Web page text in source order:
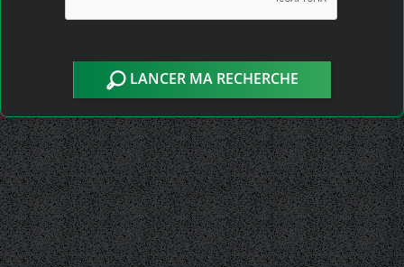
LANCER MA RECHERCHE